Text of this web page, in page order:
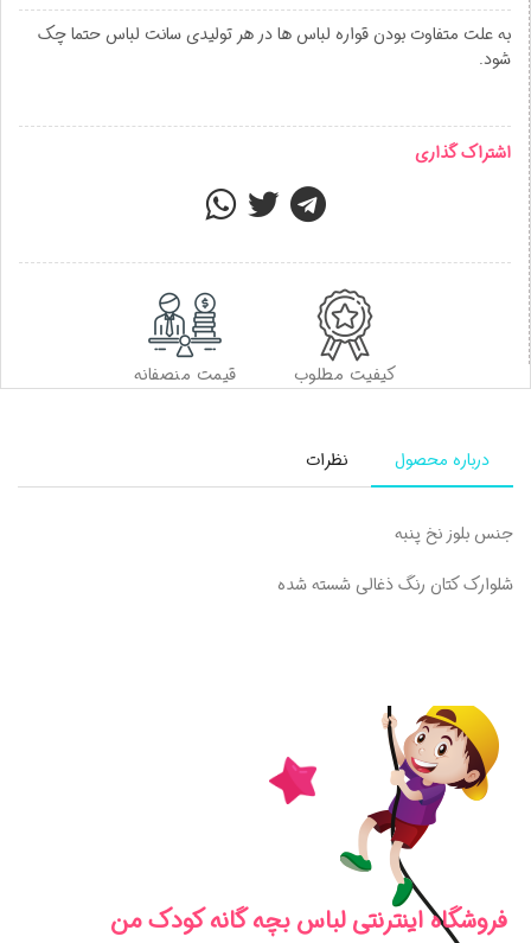
به علت متفاوت بودن قواره لباس ها در هر تولیدی سانت لباس حتما چک
شود.
اشتراک گذاری
قیمت منصفانه کیفیت مطلوب
درباره محصول نظرات
جنس بلوز نخ پنبه
شلوارک کتان رنگ ذغالی شسته شده
فروشگاه اینترنتی لباس بچه گانه کودک من